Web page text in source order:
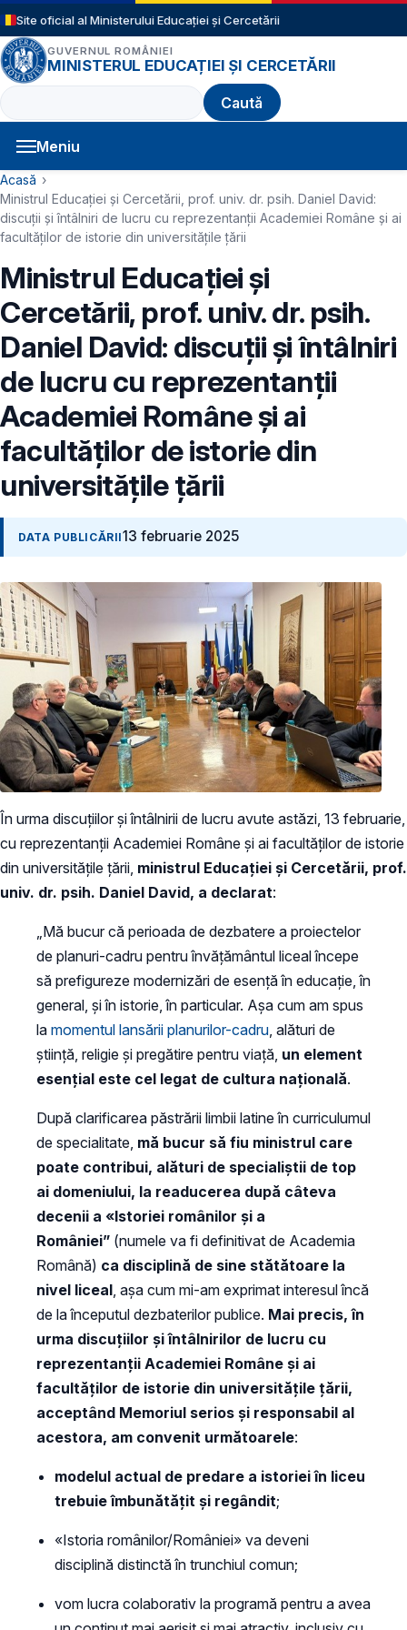
Sari la conținutul principal
Site oficial al Ministerului Educației și Cercetării
GUVERNUL ROMÂNIEI
MINISTERUL EDUCAȚIEI ȘI CERCETĂRII
Caută
Meniu
Navigație principală
Cale de navigare
Acasă
Ministrul Educației și Cercetării, prof. univ. dr. psih. Daniel David:
discuții și întâlniri de lucru cu reprezentanții Academiei Române și ai
facultăților de istorie din universitățile țării
Ministrul Educației și
Cercetării, prof. univ. dr. psih.
Daniel David: discuții și întâlniri
de lucru cu reprezentanții
Academiei Române și ai
facultăților de istorie din
universitățile țării
DATA PUBLICĂRII13 februarie 2025
În urma discuțiilor și întâlnirii de lucru avute astăzi, 13 februarie,
cu reprezentanții Academiei Române și ai facultăților de istorie
din universitățile țării, ministrul Educației și Cercetării, prof.
univ. dr. psih. Daniel David, a declarat:
„Mă bucur că perioada de dezbatere a proiectelor
de planuri-cadru pentru învățământul liceal începe
să prefigureze modernizări de esență în educație, în
general, și în istorie, în particular. Așa cum am spus
la momentul lansării planurilor-cadru , alături de
știință, religie și pregătire pentru viață, un element
esențial este cel legat de cultura națională.
După clarificarea păstrării limbii latine în curriculumul
de specialitate, mă bucur să fiu ministrul care
poate contribui, alături de specialiștii de top
ai domeniului, la readucerea după câteva
decenii a «Istoriei românilor și a
României” (numele va fi definitivat de Academia
Română) ca disciplină de sine stătătoare la
nivel liceal , așa cum mi-am exprimat interesul încă
de la începutul dezbaterilor publice. Mai precis, în
urma discuțiilor și întâlnirilor de lucru cu
reprezentanții Academiei Române și ai
facultăților de istorie din universitățile țării,
acceptând Memoriul serios și responsabil al
acestora, am convenit următoarele:
modelul actual de predare a istoriei în liceu
trebuie îmbunătățit și regândit;
«Istoria românilor/României» va deveni
disciplină distinctă în trunchiul comun;
vom lucra colaborativ la programă pentru a avea